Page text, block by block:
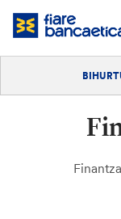
Pasatu
edukia
Bihurtu bezero